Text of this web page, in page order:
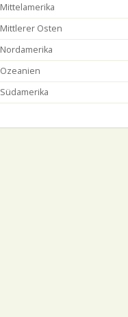
Mittelamerika
Mittlerer Osten
Nordamerika
Ozeanien
Südamerika